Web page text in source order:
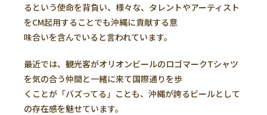
るという使命を背負い、様々な、タレントやアーティスト
をCM起用することでも沖縄に貢献する意
味合いを含んでいると言われています。
最近では、観光客がオリオンビールのロゴマークTシャツ
を気の合う仲間と一緒に来て国際通りを歩
くことが「バズってる」ことも、沖縄が誇るビールとして
の存在感を魅せています。